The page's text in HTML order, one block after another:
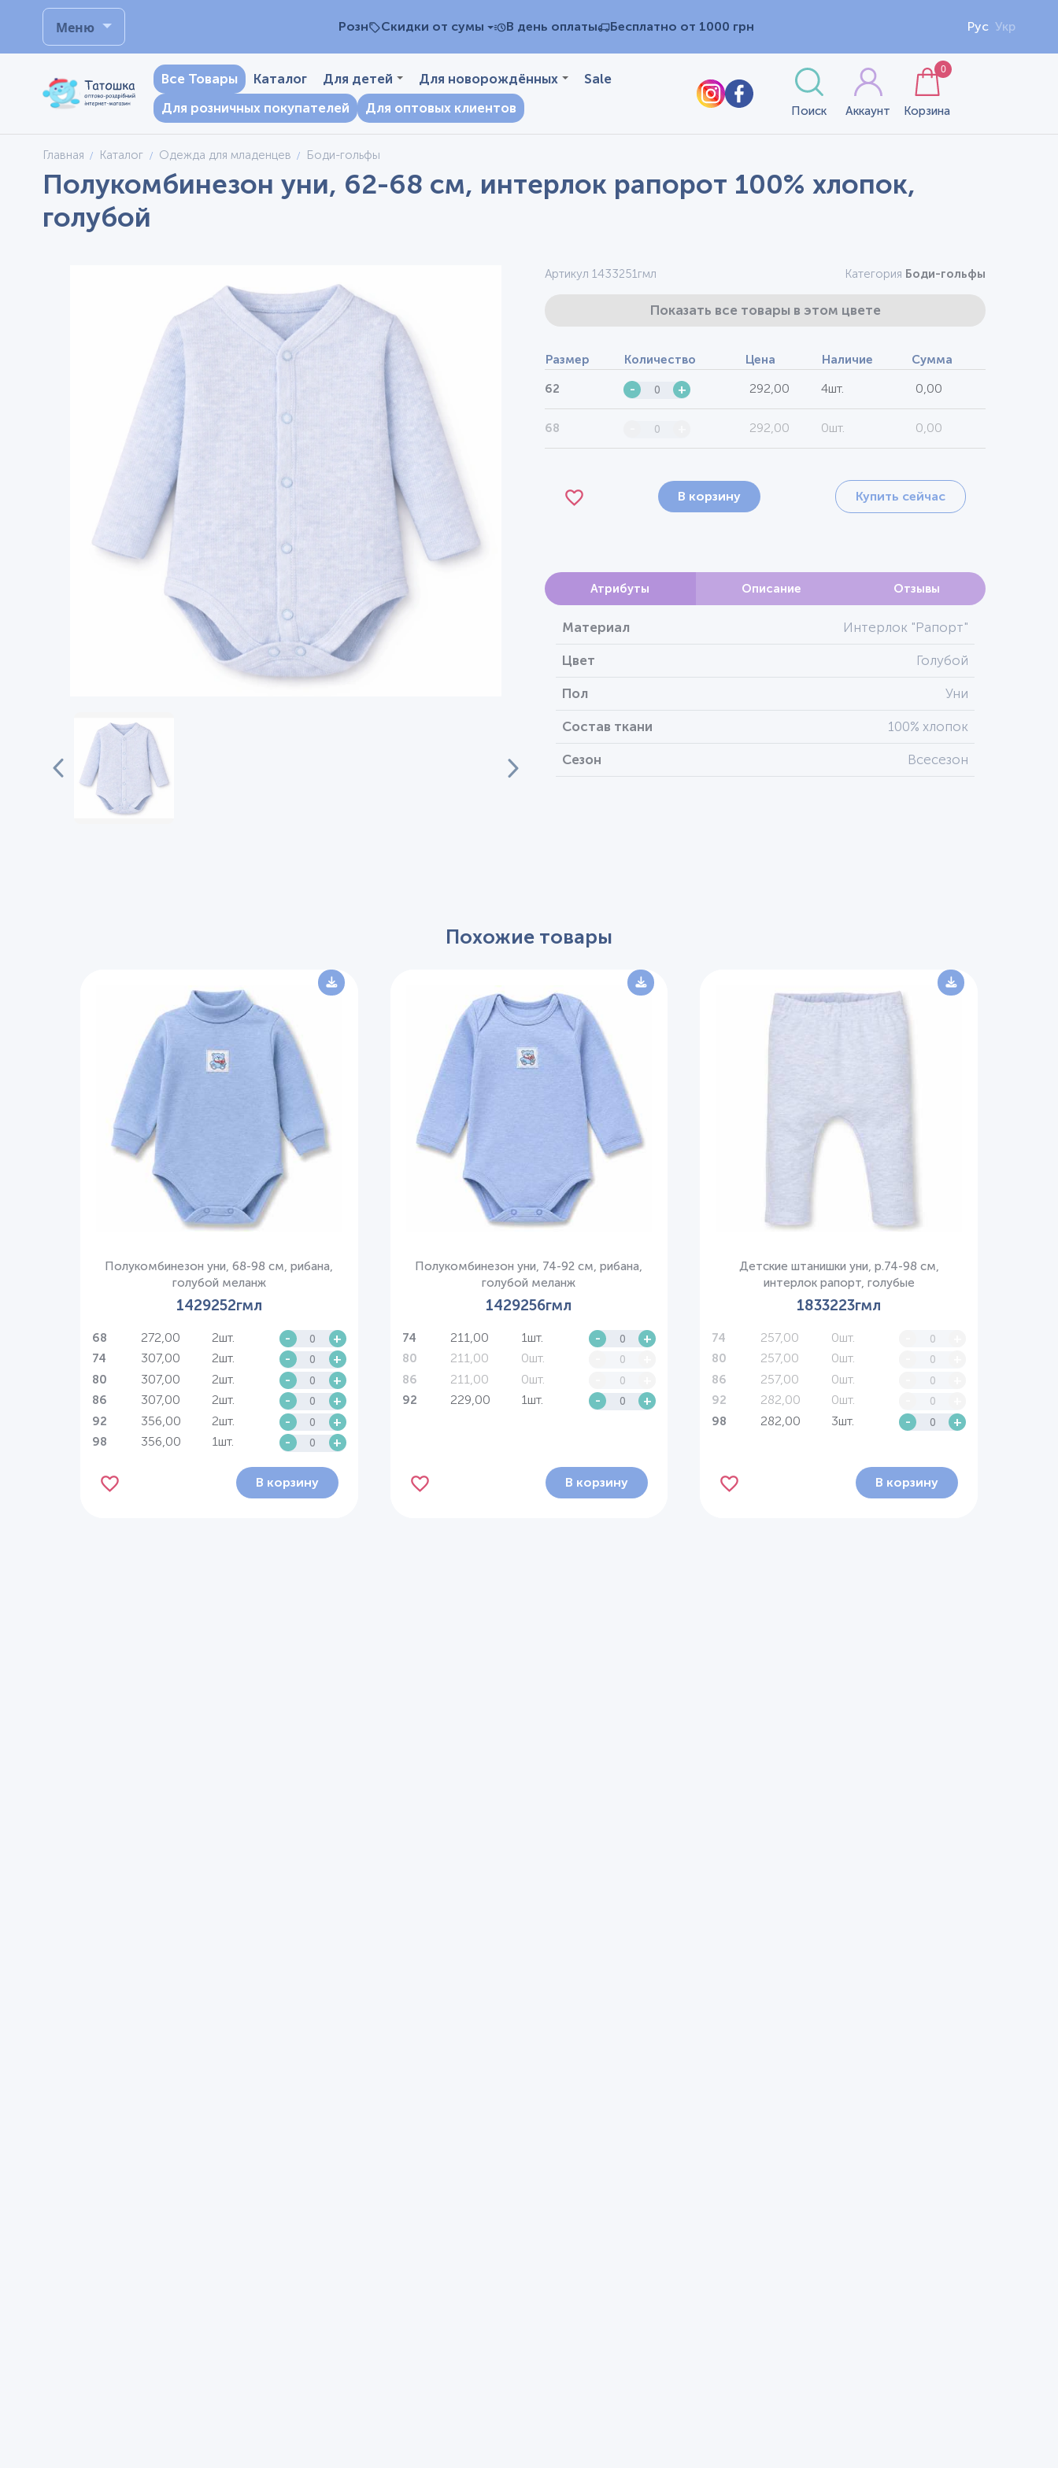
Меню Розн Скидки от сумы В день оплаты Бесплатно от 1000 грн Рус Укр
Все Товары Каталог Для детей Для новорождённых
Sale
Для розничных покупателей
Для оптовых клиентов Поиск Аккаунт Корзина
0
Главная Каталог Одежда для младенцев Боди-гольфы
Полукомбинезон уни, 62-68 см, интерлок рапорот 100% хлопок,
голубой
Артикул 1433251гмл Категория Боди-гольфы
Показать все товары в этом цвете
Размер Количество Цена Наличие Сумма
62 - + 292,00 4шт. 0,00
68 292,00 0шт. 0,00
В корзину Купить сейчас
Атрибуты Описание Отзывы
Материал Интерлок "Рапорт"
Цвет Голубой
Пол Уни
Состав ткани 100% хлопок
Сезон Всесезон
Похожие товары
Полукомбинезон уни, 68-98 см, рибана,
голубой меланж
1429252гмл
68 272,00 2шт. - +
74 307,00 2шт. - +
80 307,00 2шт. - +
86 307,00 2шт. - +
92 356,00 2шт. - +
98 356,00 1шт. - +
В корзину
Полукомбинезон уни, 74-92 см, рибана,
голубой меланж
1429256гмл
74 211,00 1шт. - +
80 211,00 0шт.
86 211,00 0шт.
92 229,00 1шт. - +
В корзину
Детские штанишки уни, р.74-98 см,
интерлок рапорт, голубые
1833223гмл
74 257,00 0шт.
80 257,00 0шт.
86 257,00 0шт.
92 282,00 0шт.
98 282,00 3шт. - +
В корзину